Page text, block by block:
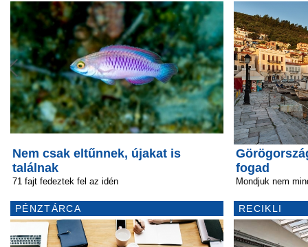
Nem csak eltűnnek, újakat is
találnak
71 fajt fedeztek fel az idén
PÉNZTÁRCA
fogad
Mondjuk nem
RECIKLI